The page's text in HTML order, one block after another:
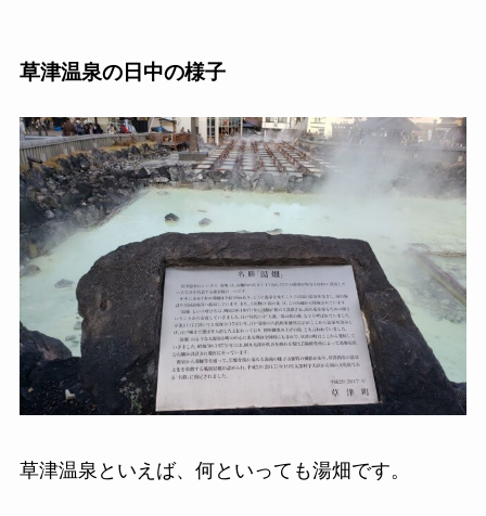
草津温泉の日中の様子
草津温泉といえば、何といっても湯畑です。